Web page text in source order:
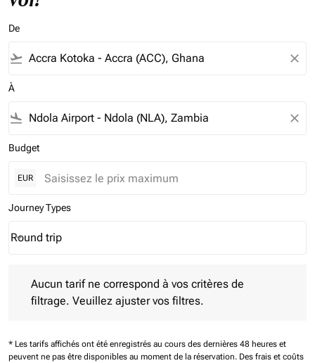
De
flight_takeoff close
À
flight_land close
Budget
EUR
Journey Types
Journey Types option Round trip Selected
Round trip
keyboard_arrow_down
Aucun tarif ne correspond à vos critères de
filtrage. Veuillez ajuster vos filtres.
* Les tarifs affichés ont été enregistrés au cours des dernières 48 heures et
peuvent ne pas être disponibles au moment de la réservation. Des frais et coûts